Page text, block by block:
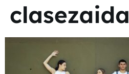
clasezaida